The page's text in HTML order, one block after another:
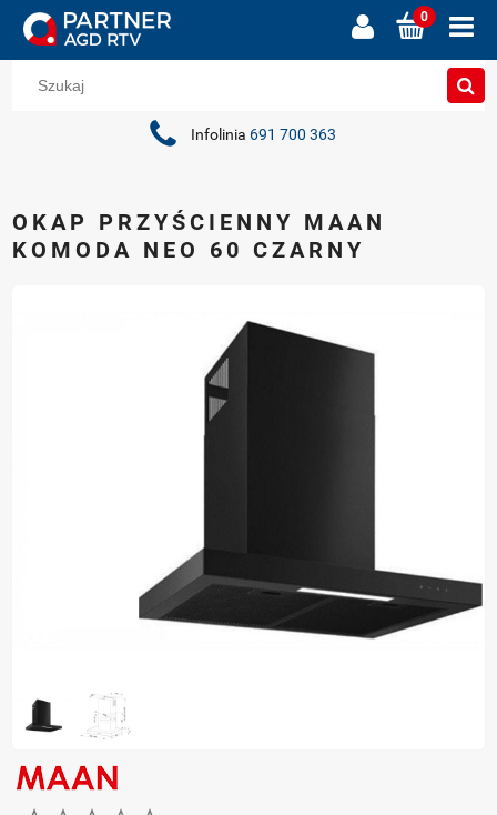
Infolinia 691 700 363
OKAP PRZYŚCIENNY MAAN
KOMODA NEO 60 CZARNY